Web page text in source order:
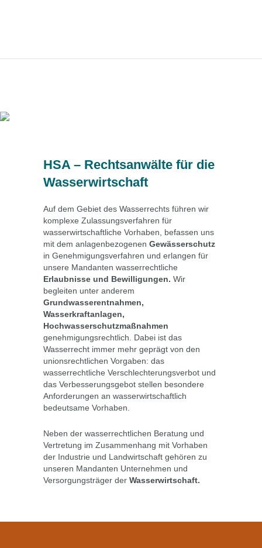
HSA – Rechtsanwälte für die
Wasserwirtschaft
Auf dem Gebiet des Wasserrechts führen wir
komplexe Zulassungsverfahren für
wasserwirtschaftliche Vorhaben, befassen uns
mit dem anlagenbezogenen Gewässerschutz
in Genehmigungsverfahren und erlangen für
unsere Mandanten wasserrechtliche
Erlaubnisse und Bewilligungen. Wir
begleiten unter anderem
Grundwasserentnahmen,
Wasserkraftanlagen,
Hochwasserschutzmaßnahmen
genehmigungsrechtlich. Dabei ist das
Wasserrecht immer mehr geprägt von den
unionsrechtlichen Vorgaben: das
wasserrechtliche Verschlechterungsverbot und
das Verbesserungsgebot stellen besondere
Anforderungen an wasserwirtschaftlich
bedeutsame Vorhaben.
Neben der wasserrechtlichen Beratung und
Vertretung im Zusammenhang mit Vorhaben
der Industrie und Landwirtschaft gehören zu
unseren Mandanten Unternehmen und
Versorgungsträger der Wasserwirtschaft.